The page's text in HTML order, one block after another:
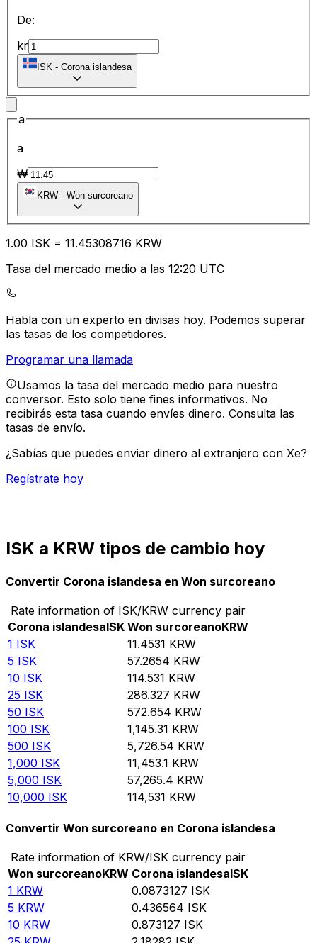
De:
kr
ISK - Corona islandesa
a
a
₩
KRW - Won surcoreano
1.00 ISK = 11.45308716 KRW
Tasa del mercado medio a las 12:20 UTC
Habla con un experto en divisas hoy. Podemos superar
las tasas de los competidores.
Programar una llamada
Usamos la tasa del mercado medio para nuestro
conversor. Esto solo tiene fines informativos. No
recibirás esta tasa cuando envíes dinero. Consulta las
tasas de envío.
¿Sabías que puedes enviar dinero al extranjero con Xe?
Regístrate hoy
ISK a KRW tipos de cambio hoy
Convertir Corona islandesa en Won surcoreano
Rate information of ISK/KRW currency pair
Corona islandesaISK Won surcoreanoKRW
1 ISK 11.4531 KRW
5 ISK 57.2654 KRW
10 ISK 114.531 KRW
25 ISK 286.327 KRW
50 ISK 572.654 KRW
100 ISK 1,145.31 KRW
500 ISK 5,726.54 KRW
1,000 ISK 11,453.1 KRW
5,000 ISK 57,265.4 KRW
10,000 ISK 114,531 KRW
Convertir Won surcoreano en Corona islandesa
Rate information of KRW/ISK currency pair
Won surcoreanoKRW Corona islandesaISK
1 KRW 0.0873127 ISK
5 KRW 0.436564 ISK
10 KRW 0.873127 ISK